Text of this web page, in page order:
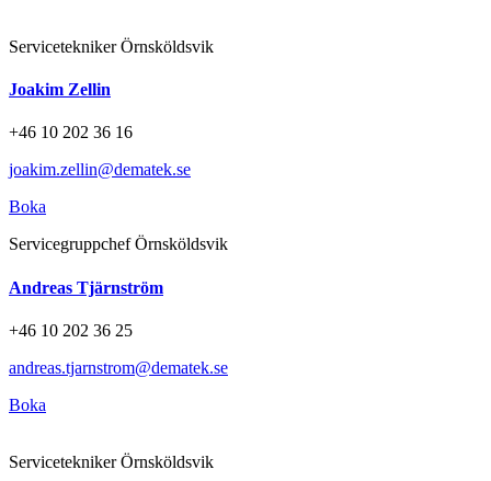
Servicetekniker Örnsköldsvik
Joakim Zellin
+46 10 202 36 16
joakim.zellin@dematek.se
Boka
Servicegruppchef Örnsköldsvik
Andreas Tjärnström
+46 10 202 36 25
andreas.tjarnstrom@dematek.se
Boka
Servicetekniker Örnsköldsvik